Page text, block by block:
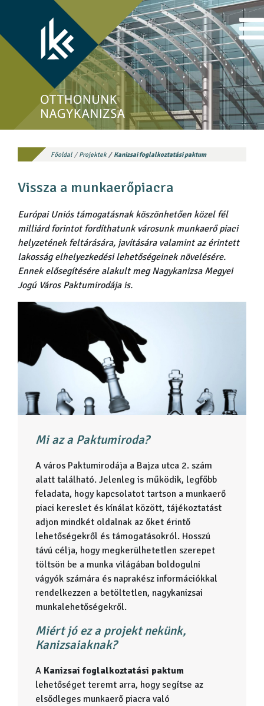
Főoldal Projektek Kanizsai foglalkoztatási paktum
Vissza a munkaerőpiacra
Európai Uniós támogatásnak köszönhetően közel fél
milliárd forintot fordíthatunk városunk munkaerő piaci
helyzetének feltárására, javítására valamint az érintett
lakosság elhelyezkedési lehetőségeinek növelésére.
Ennek elősegítésére alakult meg Nagykanizsa Megyei
Jogú Város Paktumirodája is.
Mi az a Paktumiroda?
A város Paktumirodája a Bajza utca 2. szám
alatt található. Jelenleg is működik, legfőbb
feladata, hogy kapcsolatot tartson a munkaerő
piaci kereslet és kínálat között, tájékoztatást
adjon mindkét oldalnak az őket érintő
lehetőségekről és támogatásokról. Hosszú
távú célja, hogy megkerülhetetlen szerepet
töltsön be a munka világában boldogulni
vágyók számára és naprakész információkkal
rendelkezzen a betöltetlen, nagykanizsai
munkalehetőségekről.
Miért jó ez a projekt nekünk,
Kanizsaiaknak?
A Kanizsai foglalkoztatási paktum
lehetőséget teremt arra, hogy segítse az
elsődleges munkaerő piacra való